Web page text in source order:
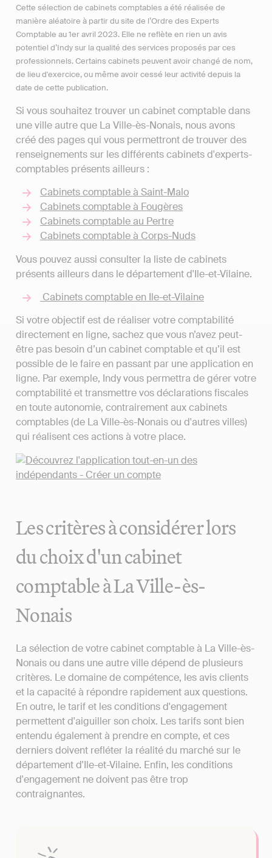
Cette sélection de cabinets comptables a été réalisée de
manière aléatoire à partir du site de l’Ordre des Experts
Comptable au 1er avril 2023. Elle ne reflète en rien un avis
potentiel d’Indy sur la qualité des services proposés par ces
professionnels. Certains cabinets peuvent avoir changé de nom,
de lieu d'exercice, ou même avoir cessé leur activité depuis la
date de cette publication.
Si vous souhaitez trouver un cabinet comptable dans
une ville autre que La Ville-ès-Nonais, nous avons
créé des pages qui vous permettront de trouver des
renseignements sur les différents cabinets d'experts-
comptables présents ailleurs :
Cabinets comptable à Saint-Malo
Cabinets comptable à Fougères
Cabinets comptable au Pertre
Cabinets comptable à Corps-Nuds
Vous pouvez aussi consulter la liste de cabinets
présents ailleurs dans le département d'Ile-et-Vilaine.
Cabinets comptable en Ile-et-Vilaine
Si votre objectif est de réaliser votre comptabilité
directement en ligne, sachez que vous n’avez peut-
être pas besoin d’un cabinet comptable et qu’il est
possible de le faire en passant par une application en
ligne. Par exemple, Indy vous permettra de gérer votre
comptabilité et transmettre vos déclarations fiscales
en toute autonomie, contrairement aux cabinets
comptables (de La Ville-ès-Nonais ou d'autres villes)
qui réalisent ces actions à votre place.
Les critères à considérer lors
du choix d'un cabinet
comptable à La Ville-ès-
Nonais
La sélection de votre cabinet comptable à La Ville-ès-
Nonais ou dans une autre ville dépend de plusieurs
critères. Le domaine de compétence, les avis clients
et la capacité à répondre rapidement aux questions.
En outre, le tarif et les conditions d'engagement
permettent d'aiguiller son choix. Les tarifs sont bien
entendu également à prendre en compte, et ces
derniers doivent refléter la réalité du marché sur le
département d'Ile-et-Vilaine. Enfin, les conditions
d'engagement ne doivent pas être trop
contraignantes.